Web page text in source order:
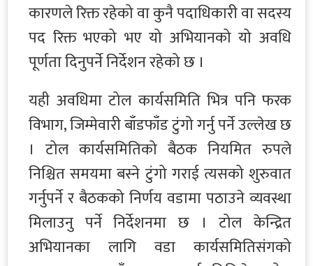
कारणले रिक्त रहेको वा कुनै पदाधिकारी वा सदस्य
पद रिक्त भएको भए यो अभियानको यो अवधि
पूर्णता दिनुपर्ने निर्देशन रहेको छ ।
यही अवधिमा टोल कार्यसमिति भित्र पनि फरक
विभाग, जिम्मेवारी बाँडफाँड टुंगो गर्नु पर्ने उल्लेख छ
। टोल कार्यसमितिको बैठक नियमित रुपले
निश्चित समयमा बस्ने टुंगो गराई त्यसको शुरुवात
गर्नुपर्ने र बैठकको निर्णय वडामा पठाउने व्यवस्था
मिलाउनु पर्ने निर्देशनमा छ । टोल केन्द्रित
अभियानका लागि वडा कार्यसमितिसंगको